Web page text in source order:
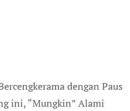
dengan Paus
ini, “Mungkin” Alami